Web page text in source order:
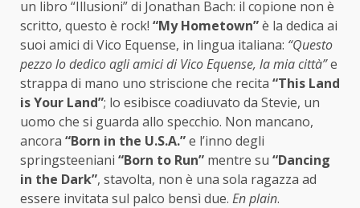
un libro “Illusioni” di Jonathan Bach: il copione non è
scritto, questo è rock! “My Hometown”è la dedica ai
suoi amici di Vico Equense, in lingua italiana: “Questo
pezzo lo dedico agli amici di Vico Equense, la mia città”e
strappa di mano uno striscione che recita “This Land
is Your Land”; lo esibisce coadiuvato da Stevie, un
uomo che si guarda allo specchio. Non mancano,
ancora “Born in the U.S.A.”e l’inno degli
springsteeniani “Born to Run” mentre su “Dancing
in the Dark”, stavolta, non è una sola ragazza ad
essere invitata sul palco bensì due. En plain.